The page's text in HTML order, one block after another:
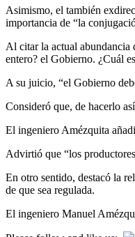
Asimismo, el también
importancia de “la
Al citar la actual abundancia
entero? el Gobierno. ¿Cuál
A su juicio, “el Gobierno
Consideró que, de hacerlo
El ingeniero Amézquita
Advirtió que “los
En otro sentido, destacó la
de que sea regulada.
El ingeniero Manuel